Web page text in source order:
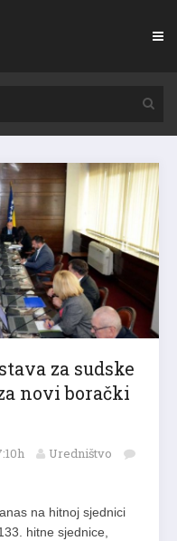
za sudske
novi borački
Uredništvo
na hitnoj sjednici
hitne sjednice,